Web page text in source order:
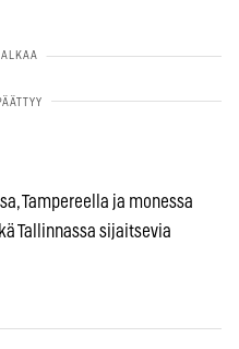
Tampereella ja monessa
Tallinnassa sijaitsevia